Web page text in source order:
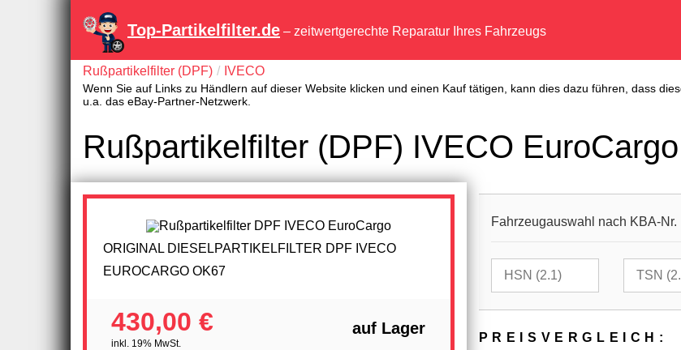
Top-Partikelfilter.de – zeitwertgerechte Reparatur Ihres Fahrzeugs
Rußpartikelfilter (DPF) IVECO
Wenn Sie auf Links zu Händlern auf dieser Website klicken und einen Kauf tätigen, kann dies dazu führen, dass
u.a. das eBay-Partner-Netzwerk.
Rußpartikelfilter (DPF) IVECO EuroCargo
ORIGINAL DIESELPARTIKELFILTER DPF IVECO
EUROCARGO OK67
430,00 €
inkl. 19% MwSt.
auf Lager
Fahrzeugauswahl nach KBA-Nr.
PREIS­VER­GLEICH: